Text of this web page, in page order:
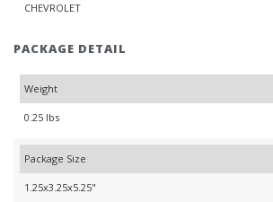
CHEVROLET
PACKAGE DETAIL
Weight
0.25 lbs
Package Size
1.25x3.25x5.25"